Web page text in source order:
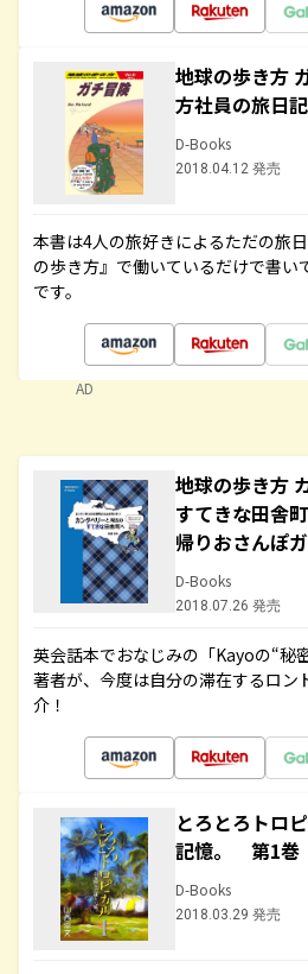
地球の歩き方
方社員の旅日
D-Books
2018.04.12 発売
本書は4人の旅好きによるただの旅
の歩き方』で働いているだけで書い
です。
AD
地球の歩き方
すてきな田舎
帰りおさんぽ
D-Books
2018.07.26 発売
英会話本でおなじみの「Kayoの“秘
著者が、今度は自分の滞在するロン
介！
とろとろトロ
記憶。 第1巻
D-Books
2018.03.29 発売